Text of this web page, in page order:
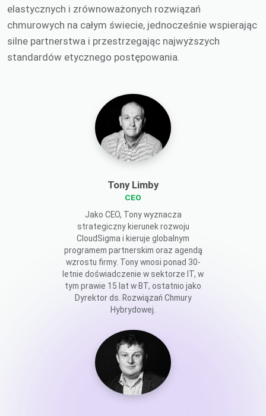
elastycznych i zrównoważonych rozwiązań
chmurowych na całym świecie, jednocześnie wspierając
silne partnerstwa i przestrzegając najwyższych
standardów etycznego postępowania.
Tony Limby
CEO
Jako CEO, Tony wyznacza
strategiczny kierunek rozwoju
CloudSigma i kieruje globalnym
programem partnerskim oraz agendą
wzrostu firmy. Tony wnosi ponad 30-
letnie doświadczenie w sektorze IT, w
tym prawie 15 lat w BT, ostatnio jako
Dyrektor ds. Rozwiązań Chmury
Hybrydowej.